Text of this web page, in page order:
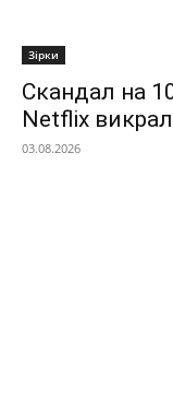
Зірки
Скандал на
Netflix
03.08.2026